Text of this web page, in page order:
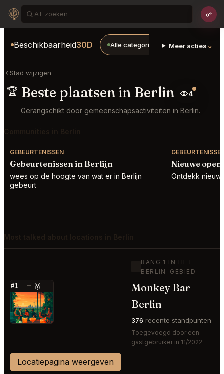
Beschikbaarheid30D Alle categorieën Restaurants
Meer acties ⌄
Stad wijzigen
🏆 Beste plaatsen in Berlin
4
Gerangschikt door gemeenschapsactiviteiten in Berlin.
GEBEURTENISSEN
Gebeurtenissen in Berlijn
wees op de hoogte van wat er in Berlijn
gebeurt
Nieuwe
Ontdekk
#1 — 🥇
⭐
—
RANG 1 IN HET
BERLIN-GEBIED
Monkey Bar
Berlin
376 recente standpunten
Toegevoegd door een
gastgebruiker in 11/2022
Locatiepagina weergeven